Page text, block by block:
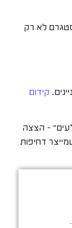
לא רק
קידום
– הצצה
דחיפות